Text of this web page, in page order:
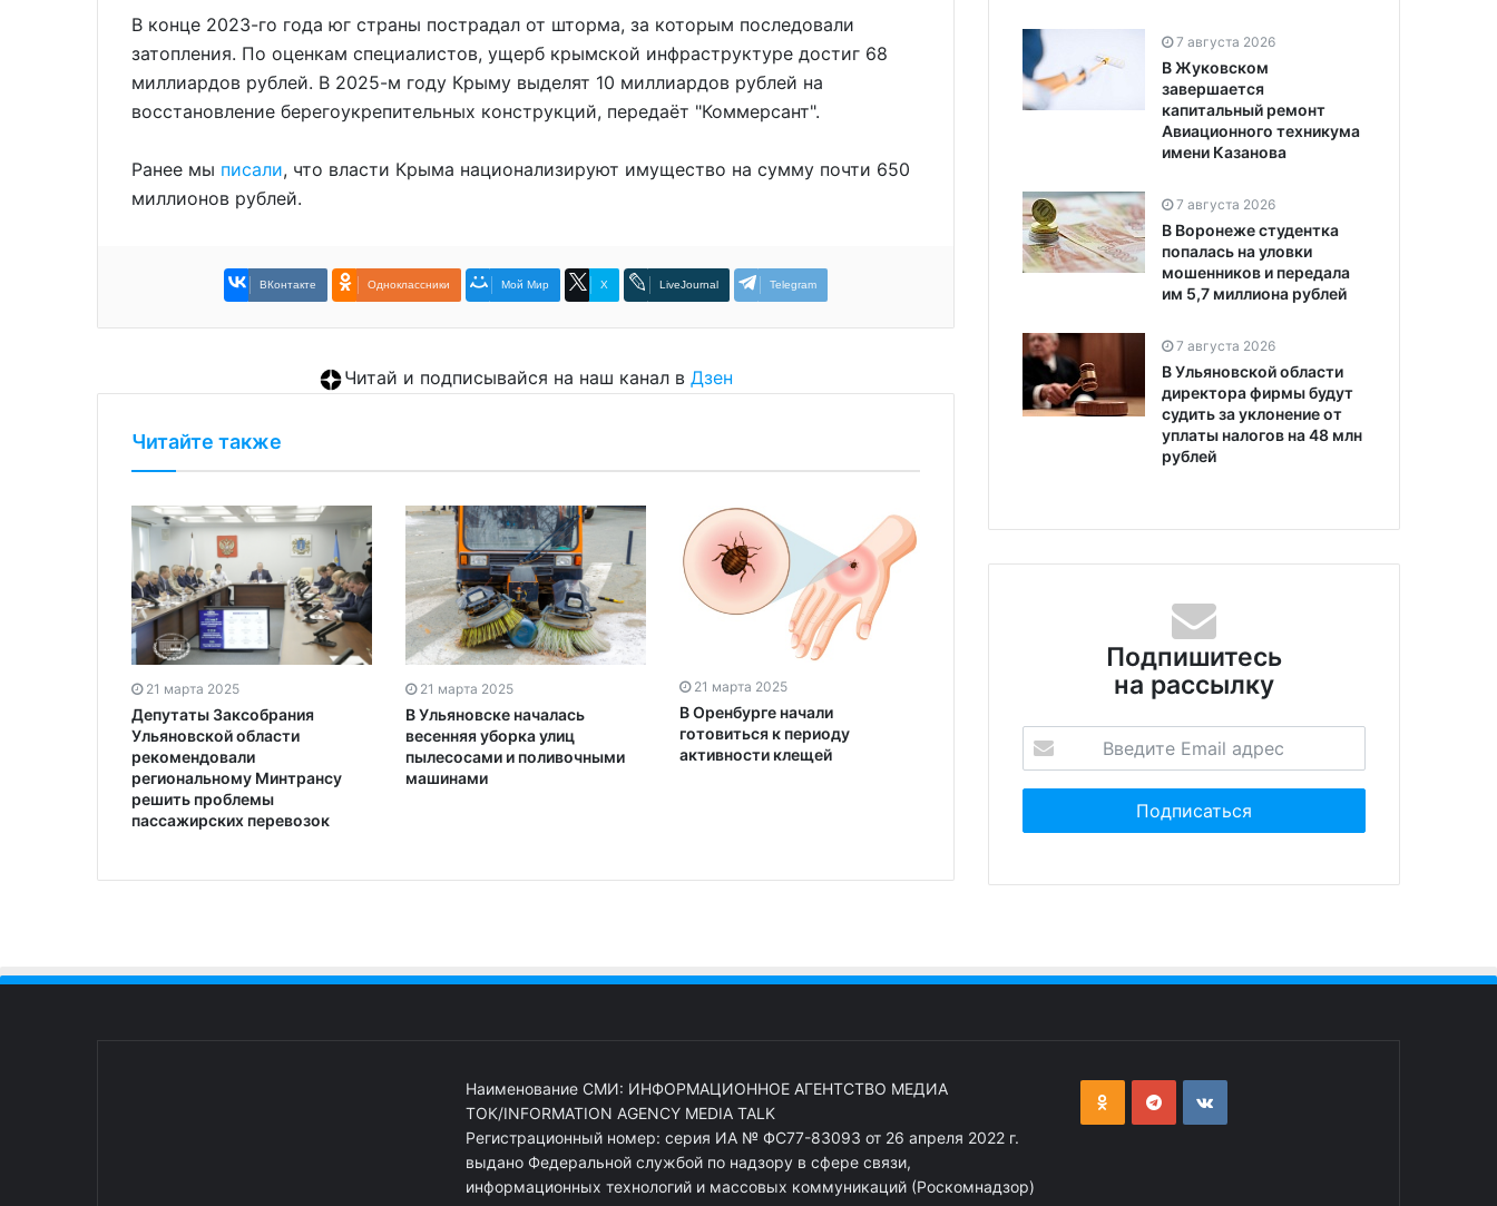
В конце 2023-го года юг страны пострадал от шторма, за которым последовали
затопления. По оценкам специалистов, ущерб крымской инфраструктуре достиг 68
миллиардов рублей. В 2025-м году Крыму выделят 10 миллиардов рублей на
восстановление берегоукрепительных конструкций, передаёт "Коммерсант".
Ранее мы писали, что власти Крыма национализируют имущество на сумму почти 650
миллионов рублей.
ВКонтакте Одноклассники Мой Мир X LiveJournal Telegram
Читай и подписывайся на наш канал в Дзен
Читайте также
21 марта 2025
Депутаты Заксобрания
Ульяновской области
рекомендовали
региональному Минтрансу
решить проблемы
пассажирских перевозок
21 марта 2025
В Ульяновске началась
весенняя уборка улиц
пылесосами и поливочными
машинами
21 марта 2025
В Оренбурге начали
готовиться к периоду
активности клещей
7 августа 2026
В Жуковском
завершается
капитальный ремонт
Авиационного техникума
имени Казанова
7 августа 2026
В Воронеже студентка
попалась на уловки
мошенников и передала
им 5,7 миллиона рублей
7 августа 2026
В Ульяновской области
директора фирмы будут
судить за уклонение от
уплаты налогов на 48 млн
рублей
Подпишитесь
на рассылку
Наименование СМИ: ИНФОРМАЦИОННОЕ АГЕНТСТВО МЕДИА
ТОК/INFORMATION AGENCY MEDIA TALK
Регистрационный номер: серия ИА № ФС77-83093 от 26 апреля 2022 г.
выдано Федеральной службой по надзору в сфере связи,
информационных технологий и массовых коммуникаций (Роскомнадзор)